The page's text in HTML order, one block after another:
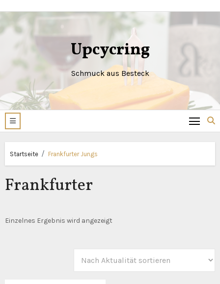
Inhalt
springen
Upcycring
Schmuck aus Besteck
Startseite Frankfurter Jungs
Frankfurter
Einzelnes Ergebnis wird angezeigt